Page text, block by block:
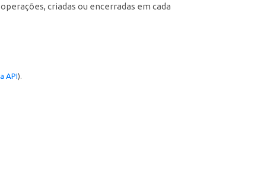
criadas ou encerradas em cada
API).